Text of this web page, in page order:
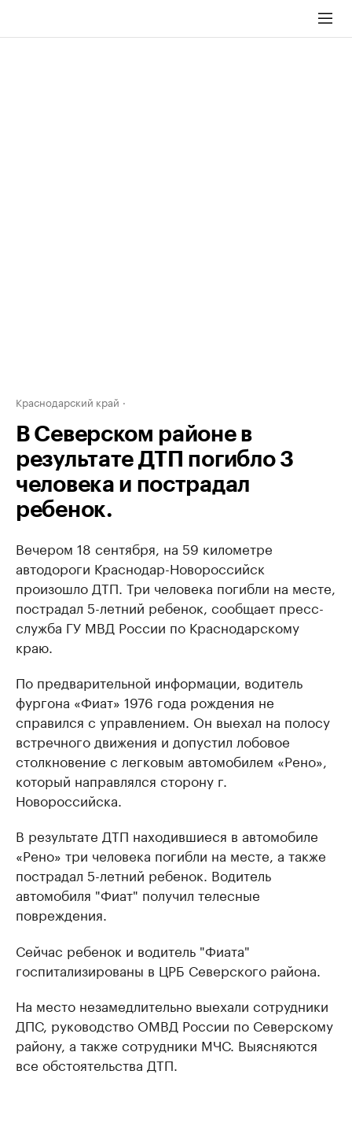
Краснодарский край
В Северском районе в
результате ДТП погибло 3
человека и пострадал
ребенок.
Вечером 18 сентября, на 59 километре
автодороги Краснодар-Новороссийск
произошло ДТП. Три человека погибли на месте,
пострадал 5-летний ребенок, сообщает пресс-
служба ГУ МВД России по Краснодарскому
краю.
По предварительной информации, водитель
фургона «Фиат» 1976 года рождения не
справился с управлением. Он выехал на полосу
встречного движения и допустил лобовое
столкновение с легковым автомобилем «Рено»,
который направлялся сторону г.
Новороссийска.
В результате ДТП находившиеся в автомобиле
«Рено» три человека погибли на месте, а также
пострадал 5-летний ребенок. Водитель
автомобиля "Фиат" получил телесные
повреждения.
Сейчас ребенок и водитель "Фиата"
госпитализированы в ЦРБ Северского района.
На место незамедлительно выехали сотрудники
ДПС, руководство ОМВД России по Северскому
району, а также сотрудники МЧС. Выясняются
все обстоятельства ДТП.